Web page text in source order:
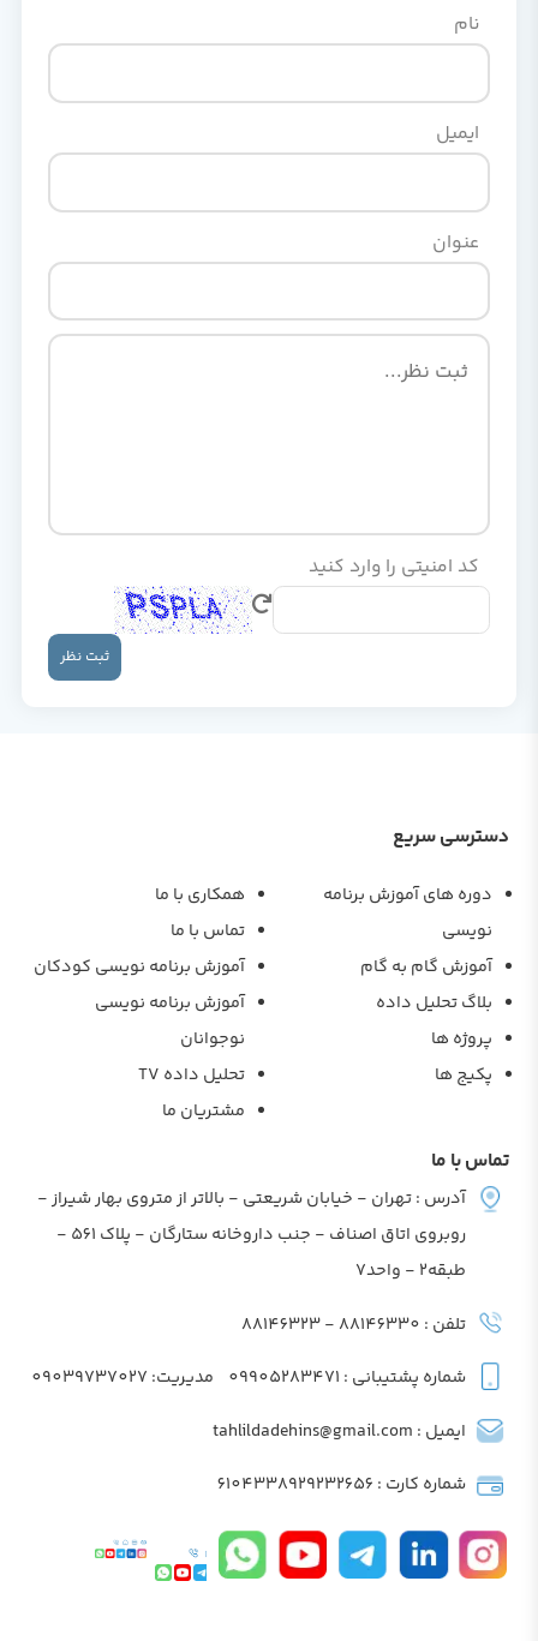
نام
ایمیل
عنوان
کد امنیتی را وارد کنید
ثبت نظر
دسترسی سریع
دوره های آموزش برنامه
نویسی
آموزش گام به گام
بلاگ تحلیل داده
پروژه ها
پکیج ها
همکاری با ما
تماس با ما
آموزش برنامه نویسی کودکان
آموزش برنامه نویسی
نوجوانان
تحلیل داده TV
مشتریان ما
تماس با ما
آدرس : تهران - خیابان شریعتی - بالاتر از متروی بهار شیراز -
روبروی اتاق اصناف - جنب داروخانه ستارگان - پلاک 561 -
طبقه2 - واحد7
تلفن : 88146330 - 88146323
شماره پشتیبانی : 09905283471 مدیریت: 09039737027
ایمیل : tahlildadehins@gmail.com
شماره کارت : 6104338929232656